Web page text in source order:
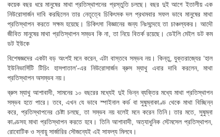
কয়েক বছর ধরে মানুষের মাথা প্রতিস্থাপনের প্রস্তুতি চলছে। বছর দুই আগে ইতালীয় এক
নিউরোসার্জন দাবি করছিলেন তার নেতৃত্বে চিকিৎসক দল প্রথমবার সফল ভাবে মানুষের মাথা
প্রতিস্থাপন করতে সক্ষম হয়েছে। চিকিৎসা বিজ্ঞানের জন্য নিঃসন্দেহে তা চাঞ্চল্যকর। আদৌ
জীবিত মানুষের মাথা প্রতিস্থাপন সম্ভব কি না, তা নিয়ে বিতর্ক রয়েছে। ডেইলি মেইল ডট কম
ডট ইউকে
বিশেষজ্ঞদের একটা বড় অংশই মনে করেন, এটা বাস্তবে সম্ভব নয়। কিন্তু, যুক্তরাজ্যের ‘হাল
ইউনিভার্সিটি টিচিং হাসপাতাল’-এর নিউরোসার্জন ব্রুস ম্যাথু এবার দাবি করলেন, মাথা
প্রতিস্থাপন অসম্ভব নয়।
ব্রুস ম্যাথু আশাবাদী, সামনের ১০ বছরের মধ্যেই দুই ভিন্ন ব্যক্তির মধ্যে মাথা প্রতিস্থাপন
সম্ভব হতে পারে। তবে, এখন যে ভাবে স্পাইনাল কর্ড বা সুষুম্নাকাণ্ড থেকে মাথা বিচ্ছিন্ন
করে, প্রতিস্থাপনের চেষ্টা চলছে, তা সম্ভব নয় বলেই মনে করেন তিনি। তার মতে, সুষুম্না
কাণ্ডসহ মাথা প্রতিস্থাপন করতে হবে। তিনি আশাবাদী, অত্যাধুনিক স্টেমসেল প্রতিস্থাপন,
রোবোটিক ও স্নায়ু সার্জারির সৌজন্যেই এই সাফল্য মিলবে।